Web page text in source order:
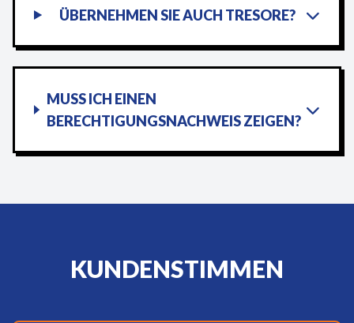
ÜBERNEHMEN SIE AUCH TRESORE?
MUSS ICH EINEN
BERECHTIGUNGSNACHWEIS ZEIGEN?
KUNDENSTIMMEN